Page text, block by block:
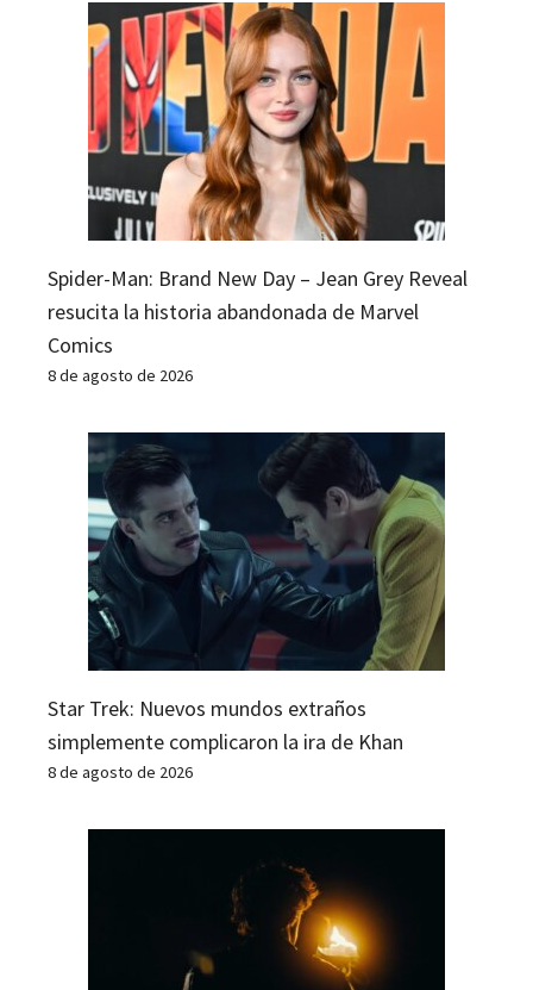
Spider-Man: Brand New Day – Jean Grey Reveal
resucita la historia abandonada de Marvel
Comics
8 de agosto de 2026
Star Trek: Nuevos mundos extraños
simplemente complicaron la ira de Khan
8 de agosto de 2026